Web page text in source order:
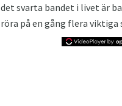
det svarta bandet i livet är
röra på en gång flera